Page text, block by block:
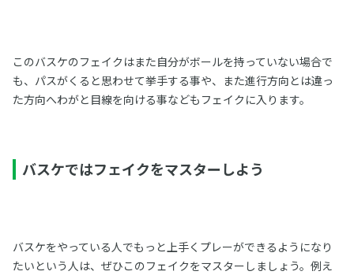
このバスケのフェイクはまた自分がボールを持っていない場合で
も、パスがくると思わせて挙手する事や、また進行方向とは違っ
た方向へわがと目線を向ける事などもフェイクに入ります。
バスケではフェイクをマスターしよう
バスケをやっている人でもっと上手くプレーができるようになり
たいという人は、ぜひこのフェイクをマスターしましょう。例え